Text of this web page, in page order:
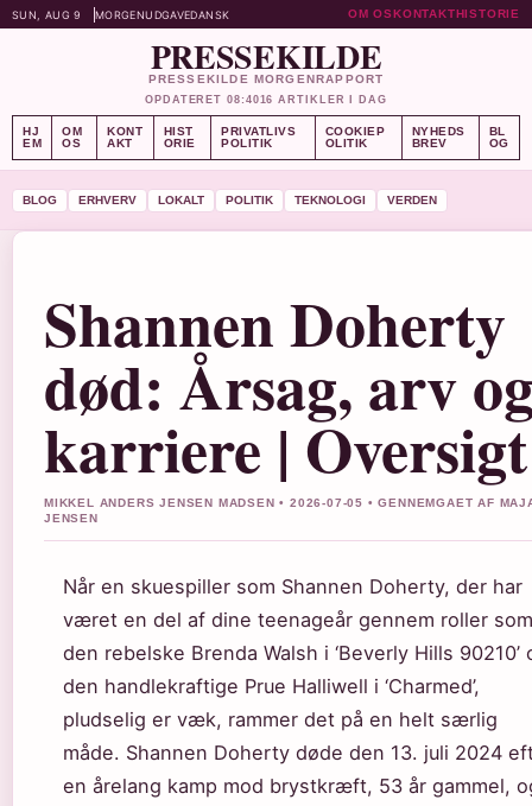
SUN, AUG 9 MORGENUDGAVEDANSK OM OSKONTAKTHISTORIE
PRESSEKILDE
PRESSEKILDE MORGENRAPPORT
OPDATERET 08:4016 ARTIKLER I DAG
HJ
EM
OM
OS
KONT
AKT
HIST
ORIE
PRIVATLIVS
POLITIK
COOKIEP
OLITIK
NYHEDS
BREV
BL
OG
BLOG ERHVERV LOKALT POLITIK TEKNOLOGI VERDEN
Shannen Doherty
død: Årsag, arv
karriere | Oversigt
MIKKEL ANDERS JENSEN MADSEN • 2026-07-05 • GENNEMGAET AF
JENSEN
Når en skuespiller som Shannen Doherty, der har
været en del af dine teenageår gennem roller som
den rebelske Brenda Walsh i ‘Beverly Hills 90210’
den handlekraftige Prue Halliwell i ‘Charmed’,
pludselig er væk, rammer det på en helt særlig
måde. Shannen Doherty døde den 13. juli 2024
en årelang kamp mod brystkræft, 53 år gammel,